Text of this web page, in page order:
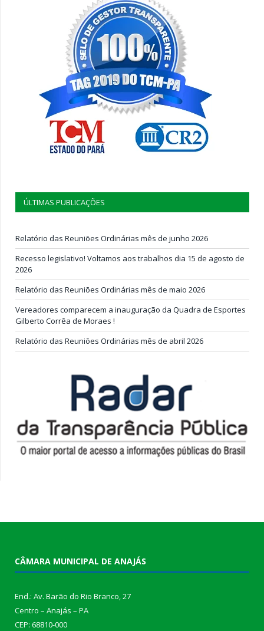
ÚLTIMAS PUBLICAÇÕES
Relatório das Reuniões Ordinárias mês de junho 2026
Recesso legislativo! Voltamos aos trabalhos dia 15 de agosto de
2026
Relatório das Reuniões Ordinárias mês de maio 2026
Vereadores comparecem a inauguração da Quadra de Esportes
Gilberto Corrêa de Moraes !
Relatório das Reuniões Ordinárias mês de abril 2026
CÂMARA MUNICIPAL DE ANAJÁS
End.: Av. Barão do Rio Branco, 27
Centro – Anajás – PA
CEP: 68810-000